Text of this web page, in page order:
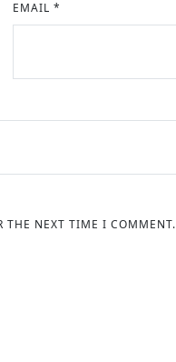
EMAIL*
THE NEXT TIME I COMMENT.